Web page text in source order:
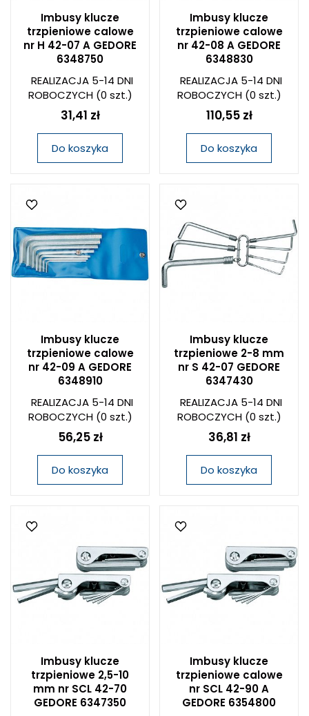
Imbusy klucze
trzpieniowe calowe
nr H 42-07 A GEDORE
6348750
REALIZACJA 5-14 DNI
ROBOCZYCH(0 szt.)
31,41 zł
Do koszyka
Imbusy klucze
trzpieniowe calowe
nr 42-08 A GEDORE
6348830
REALIZACJA 5-14 DNI
ROBOCZYCH(0 szt.)
110,55 zł
Do koszyka
Imbusy klucze
trzpieniowe calowe
nr 42-09 A GEDORE
6348910
REALIZACJA 5-14 DNI
ROBOCZYCH(0 szt.)
56,25 zł
Do koszyka
Imbusy klucze
trzpieniowe 2-8 mm
nr S 42-07 GEDORE
6347430
REALIZACJA 5-14 DNI
ROBOCZYCH(0 szt.)
36,81 zł
Do koszyka
Imbusy klucze
trzpieniowe 2,5-10
mm nr SCL 42-70
GEDORE 6347350
Imbusy klucze
trzpieniowe calowe
nr SCL 42-90 A
GEDORE 6354800